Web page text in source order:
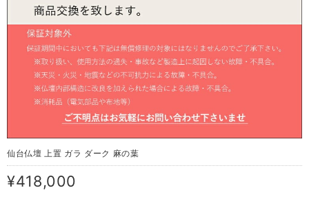
仙台仏壇 上置 ガラ ダーク 麻の葉
¥418,000